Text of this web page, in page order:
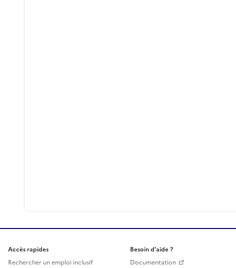
Accès rapides
Rechercher un emploi inclusif
Besoin d'aide ?
Documentation